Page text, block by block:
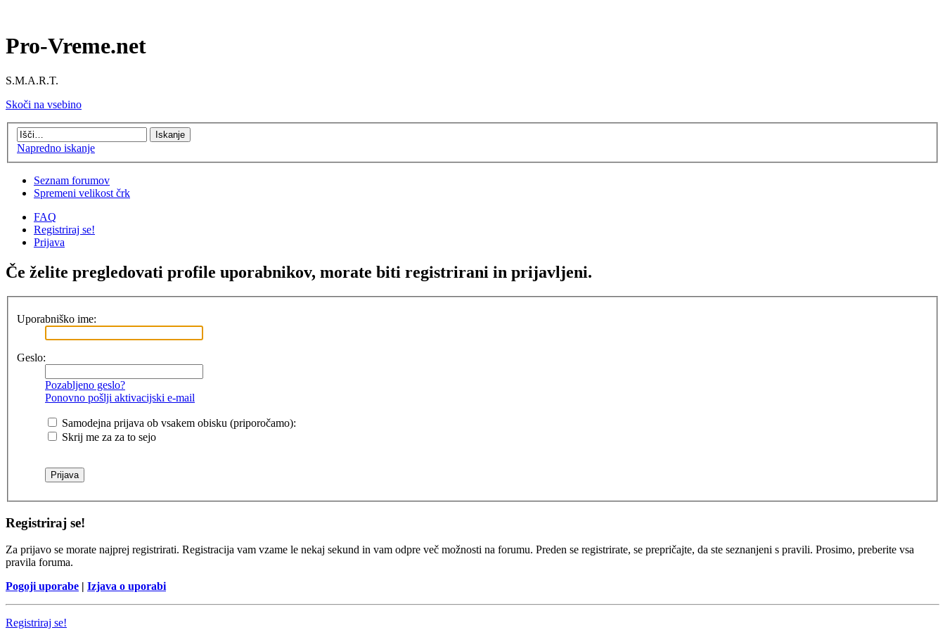
Pro-Vreme.net
S.M.A.R.T.
Skoči na vsebino
Napredno iskanje
Seznam forumov
Spremeni velikost črk
FAQ
Registriraj se!
Prijava
Če želite pregledovati profile uporabnikov, morate biti registrirani in prijavljeni.
Uporabniško ime:
Geslo:
Pozabljeno geslo?
Ponovno pošlji aktivacijski e-mail
Samodejna prijava ob vsakem obisku (priporočamo):
Skrij me za za to sejo
Registriraj se!
Za prijavo se morate najprej registrirati. Registracija vam vzame le nekaj sekund in vam odpre več možnosti na forumu. Preden se registrirate, se prepričajte, da ste seznanjeni s pravili. Prosimo, preberite vsa
pravila foruma.
Pogoji uporabe | Izjava o uporabi
Registriraj se!